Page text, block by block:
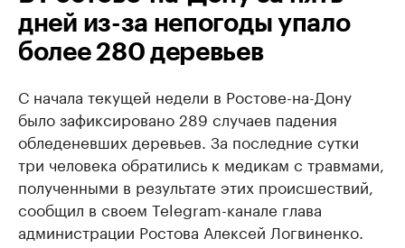
дней из-за непогоды упало
более 280 деревьев
С начала текущей недели в Ростове-на-Дону
было зафиксировано 289 случаев падения
обледеневших деревьев. За последние сутки
три человека обратились к медикам с травмами,
полученными в результате этих происшествий,
сообщил в своем Telegram-канале глава
администрации Ростова Алексей Логвиненко.